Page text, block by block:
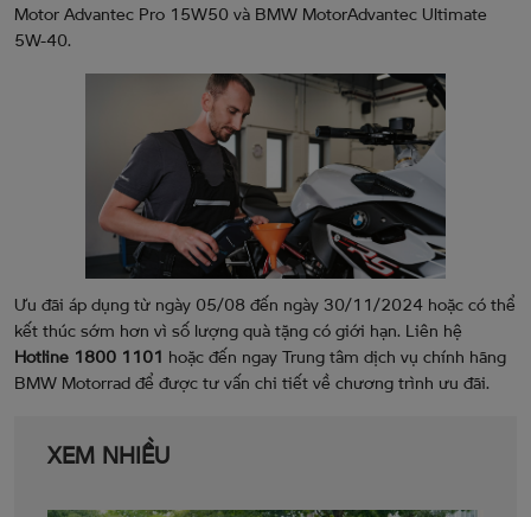
Motor Advantec Pro 15W50 và BMW MotorAdvantec Ultimate
5W-40.
Ưu đãi áp dụng từ ngày 05/08 đến ngày 30/11/2024 hoặc có thể
kết thúc sớm hơn vì số lượng quà tặng có giới hạn. Liên hệ
Hotline 1800 1101
hoặc đến ngay Trung tâm dịch vụ chính hãng
BMW Motorrad để được tư vấn chi tiết về chương trình ưu đãi.
XEM NHIỀU